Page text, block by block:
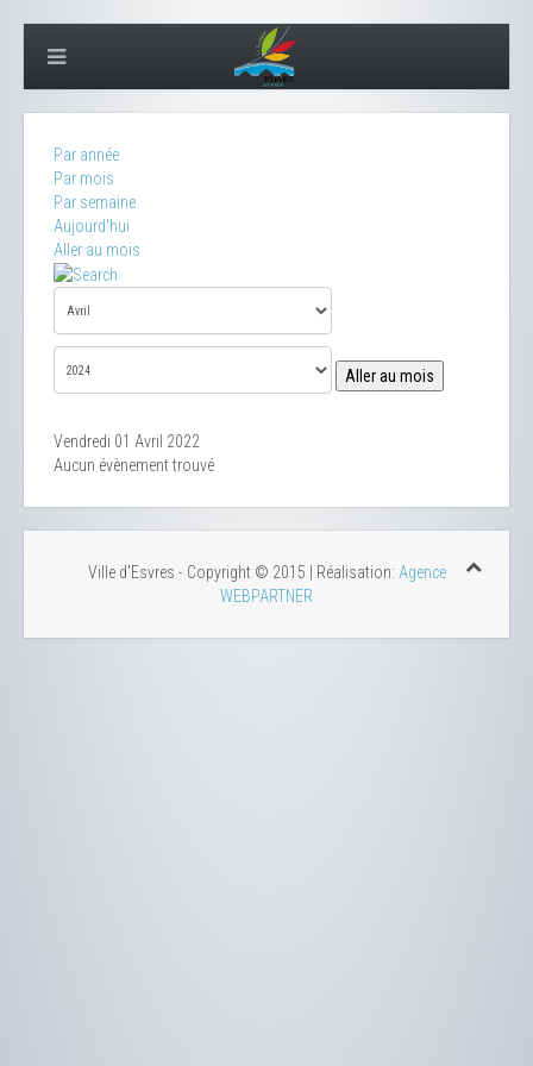
Par année
Par mois
Par semaine
Aujourd'hui
Aller au mois
Aller au mois
Vendredi 01 Avril 2022
Aucun évènement trouvé
Ville d'Esvres - Copyright © 2015 | Réalisation: Agence
WEBPARTNER